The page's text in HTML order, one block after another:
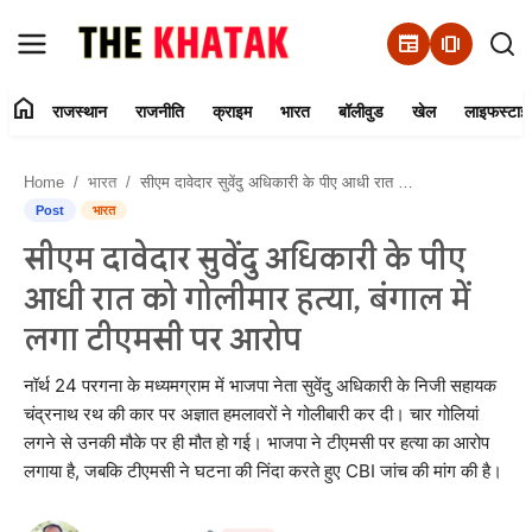
newspaper amp_stories
Contact Us
राजस्थान
राजनीति
क्राइम
भारत
home राजस्थान राजनीति क्राइम भारत बॉलीवुड खेल
Home भारत सीएम दावेदार सुवेंदु अधिकारी के पीए आधी रात को गोलीमार हत्या, बंगाल में लगा टीएमसी पर आरोप
Post भारत
सीएम दावेदार सुवेंदु अधिकारी के पीए
आधी रात को गोलीमार हत्या, बंगाल में
लगा टीएमसी पर आरोप
नॉर्थ 24 परगना के मध्यमग्राम में भाजपा नेता सुवेंदु अधिकारी के निजी सहायक
चंद्रनाथ रथ की कार पर अज्ञात हमलावरों ने गोलीबारी कर दी। चार गोलियां
लगने से उनकी मौके पर ही मौत हो गई। भाजपा ने टीएमसी पर हत्या का आरोप
लगाया है, जबकि टीएमसी ने घटना की निंदा करते हुए CBI जांच की मांग की है।